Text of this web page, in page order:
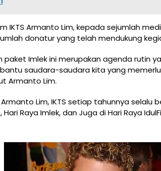
IKTS Armanto Lim, kepada sejumlah
donatur yang telah mendukung
paket Imlek ini merupakan agenda rutin
saudara-saudara kita yang
Armanto Lim.
Lim, IKTS setiap tahunnya selalu
Hari Raya Imlek, dan Juga di Hari Raya